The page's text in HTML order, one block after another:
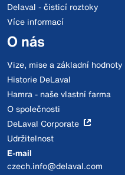
Delaval - čisticí roztoky
Více informací
O nás
Vize, mise a základní hodnoty
Historie DeLaval
Hamra - naše vlastní farma
O společnosti
DeLaval Corporate
Udržitelnost
E-mail
czech.info@delaval.com